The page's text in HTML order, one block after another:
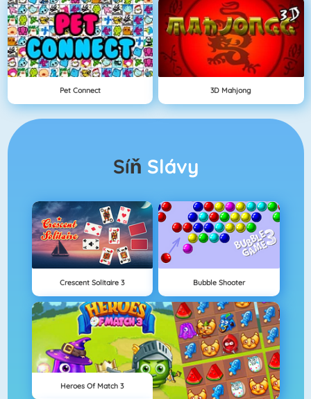
Pet Connect 3D Mahjong
Síň Slávy
Crescent Solitaire 3 Bubble Shooter
Heroes Of Match 3